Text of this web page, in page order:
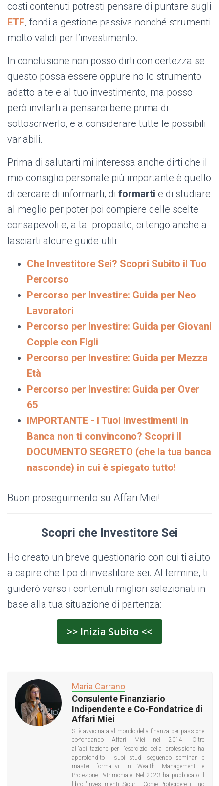
costi contenuti potresti pensare di puntare sugli
ETF, fondi a gestione passiva nonché strumenti
molto validi per l’investimento.
In conclusione non posso dirti con certezza se
questo possa essere oppure no lo strumento
adatto a te e al tuo investimento, ma posso
però invitarti a pensarci bene prima di
sottoscriverlo, e a considerare tutte le possibili
variabili.
Prima di salutarti mi interessa anche dirti che il
mio consiglio personale più importante è quello
di cercare di informarti, di formarti e di studiare
al meglio per poter poi compiere delle scelte
consapevoli e, a tal proposito, ci tengo anche a
lasciarti alcune guide utili:
Che Investitore Sei? Scopri Subito il Tuo
Percorso
Percorso per Investire: Guida per Neo
Lavoratori
Percorso per Investire: Guida per Giovani
Coppie con Figli
Percorso per Investire: Guida per Mezza
Età
Percorso per Investire: Guida per Over
65
IMPORTANTE - I Tuoi Investimenti in
Banca non ti convincono? Scopri il
DOCUMENTO SEGRETO (che la tua banca
nasconde) in cui è spiegato tutto!
Buon proseguimento su Affari Miei!
Scopri che Investitore Sei
Ho creato un breve questionario con cui ti aiuto
a capire che tipo di investitore sei. Al termine, ti
guiderò verso i contenuti migliori selezionati in
base alla tua situazione di partenza:
>> Inizia Subito <<
Maria Carrano
Consulente Finanziario
Indipendente e Co-Fondatrice di
Affari Miei
Si è avvicinata al mondo della finanza per passione
co-fondando Affari Miei nel 2014. Oltre
all'abilitazione per l'esercizio della professione ha
approfondito i suoi studi seguendo seminari e
master formativi in Wealth Management e
Protezione Patrimoniale. Nel 2023 ha pubblicato il
libro "Investimenti Sicuri - Come Proteggere il Tuo